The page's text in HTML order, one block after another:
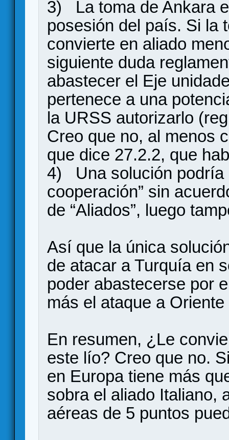
3) La toma de Ankara
posesión del país. Si la
convierte en aliado
siguiente duda
abastecer el Eje
pertenece a una
la URSS autorizarlo
Creo que no, al menos
que dice 27.2.2, que
4) Una solución podría
cooperación” sin
de “Aliados”, luego
Así que la única
de atacar a Turquía en
poder abastecerse por
más el ataque a
En resumen, ¿Le
este lío? Creo que no.
en Europa tiene más
sobra el aliado Italiano,
aéreas de 5 puntos